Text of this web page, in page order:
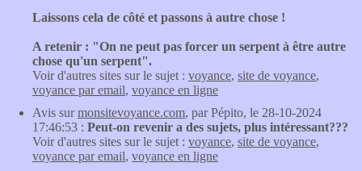
Laissons cela de côté et passons à autre chose !
A retenir : "On ne peut pas forcer un serpent à être autre
chose qu'un serpent".
Voir d'autres sites sur le sujet : voyance, site de voyance,
voyance par email, voyance en ligne
Avis surmonsitevoyance.com, par Pépito, le 28-10-2024
17:46:53 : Peut-on revenir a des sujets, plus intéressant???
Voir d'autres sites sur le sujet : voyance, site de voyance,
voyance par email, voyance en ligne